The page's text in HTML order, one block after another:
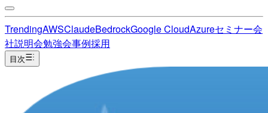
TrendingAWSClaudeBedrockGoogle CloudAzureセミナー会
社説明会勉強会事例採用
目次